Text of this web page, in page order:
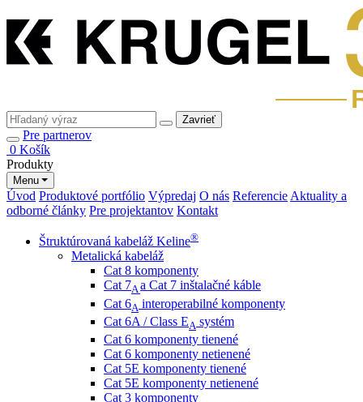
Zavrieť
Pre partnerov
0 Košík
Produkty
Menu
Úvod Produktové portfólio Výpredaj O nás Referencie Aktuality a
odborné články Pre projektantov Kontakt
Štruktúrovaná kabeláž Keline®
Metalická kabeláž
Cat 8 komponenty
Cat 7Aa Cat 7 inštalačné káble
Cat 6A interoperabilné komponenty
Cat 6A / Class EA systém
Cat 6 komponenty tienené
Cat 6 komponenty netienené
Cat 5E komponenty tienené
Cat 5E komponenty netienené
Cat 3 komponenty